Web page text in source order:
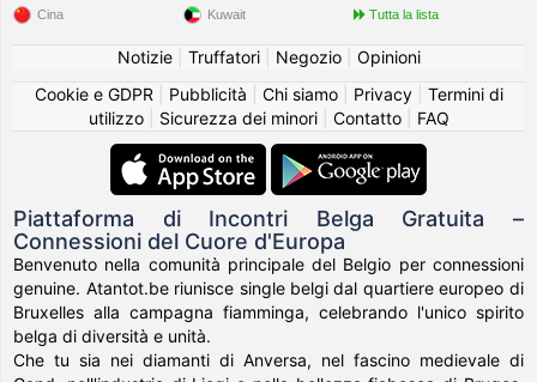
Cina Kuwait Tutta la lista
Notizie| Truffatori| Negozio| Opinioni
Cookie e GDPR
Pubblicità Chi siamo| Privacy| Termini di
utilizzo| Sicurezza dei minori| Contatto| FAQ
Piattaforma di Incontri Belga Gratuita –
Connessioni del Cuore d'Europa
Benvenuto nella comunità principale del Belgio per connessioni
genuine. Atantot.be riunisce single belgi dal quartiere europeo di
Bruxelles alla campagna fiamminga, celebrando l'unico spirito
belga di diversità e unità.
Che tu sia nei diamanti di Anversa, nel fascino medievale di